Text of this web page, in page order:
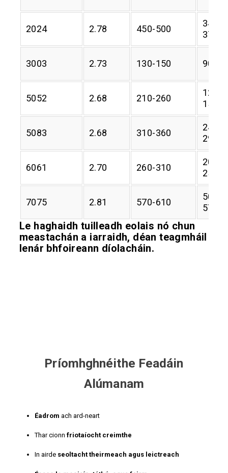
2024 2.78 450-500
345-
370
3003 2.73 130-150 90-
5052 2.68 210-260
125-
150
5083 2.68 310-360
240-
295
6061 2.70 260-310
200-
250
7075 2.81 570-610
505-
570
Le haghaidh tuilleadh eolais nó chun
meastachán a iarraidh, déan teagmháil
lenár bhfoireann díolacháin.
Príomhghnéithe Feadáin
Alúmanam
Éadrom ach ard-neart
Thar cionn friotaíocht creimthe
In airde seoltacht theirmeach agus leictreach